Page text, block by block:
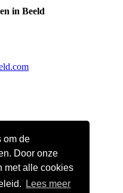
om de
Door onze
met alle cookies
Lees meer
in Beeld